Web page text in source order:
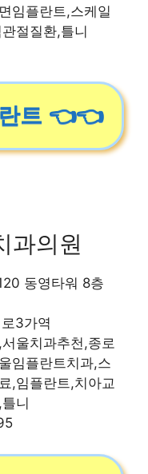
임플란트,스케일
절질환,틀니
트 👈👈
과의원
동영타워 8층
3가역
울치과추천,종로
임플란트치과,스
,임플란트,치아교
니